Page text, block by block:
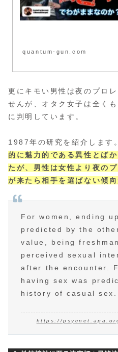
quantum-gun.com
更にキモい男性は夜のプロ
せんが、オタク女子は全く
に判明しています。
1987年の研究を紹介します
的に魅力的である異性とば
たが、男性は女性より夜の
が来たら相手を選ばない傾
For women, ending
predicted by the
value, being
perceived sexual
after the encounter.
having sex was
history of casual sex.
https://